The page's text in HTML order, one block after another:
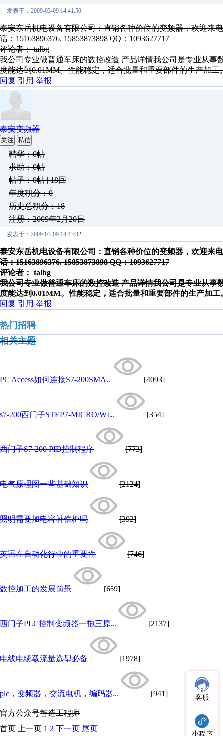
发表于：2009-03-09 14:41:50
泰安东岳机电设备有限公司：直销各种价位的变频器，欢迎来
话：15163896376. 15853873898 QQ：1093627717
评论者： talbg
我公司专业做普通车床的数控改造 产品详情我公司是专业从
度能达到0.01MM。性能稳定，适合批量和重要部件的生产加工
回复 引用 举报
泰安变频器
关注 私信
精华：0帖
求助：0帖
帖子：0帖 | 18回
年度积分：0
历史总积分：18
注册：2009年2月20日
发表于：2009-03-09 14:43:32
泰安东岳机电设备有限公司：直销各种价位的变频器，欢迎来
话：15163896376. 15853873898 QQ：1093627717
评论者： talbg
我公司专业做普通车床的数控改造 产品详情我公司是专业从
度能达到0.01MM。性能稳定，适合批量和重要部件的生产加工
回复 引用 举报
热门招聘
相关主题
PC Access如何连接S7-200SMA... [4093]
s7-200西门子STEP7-MICRO/WI... [354]
西门子S7-200 PID控制程序 [773]
电气原理图一些基础知识 [2124]
照明需要加电容补偿柜吗 [392]
英语在自动化行业的重要性 [746]
数控加工的发展前景 [669]
西门子PLC控制变频器一拖三原... [2137]
电线电缆载流量选型必备 [1978]
plc，变频器，交流电机，编码器... [941]
官方公众号智造工程师
客服
小程序
首页 上一页 1 2 下一页 尾页